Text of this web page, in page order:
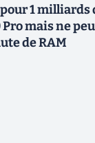
1 milliards
mais ne
de RAM